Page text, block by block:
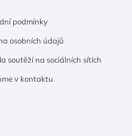
podmínky
osobních údajů
soutěží na sociálních sítích
v kontaktu